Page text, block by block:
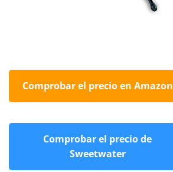
Comprobar el precio en Amazon
Comprobar el precio de
Sweetwater